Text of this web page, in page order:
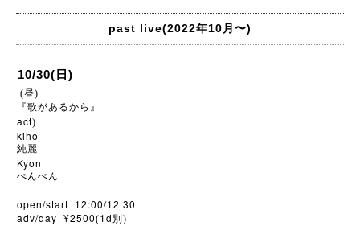
past live(2022年10月〜)
10/30(日)
(昼)
『歌があるから』
act)
kiho
純麗
Kyon
ぺんぺん
open/start 12:00/12:30
adv/day ¥2500(1d 別)